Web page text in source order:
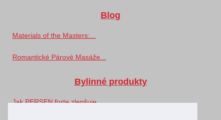
Blog
Materials of the Masters:...
Romantické Párové Masáže...
Bylinné produkty
Jak PERSEN forte zlepšuje...